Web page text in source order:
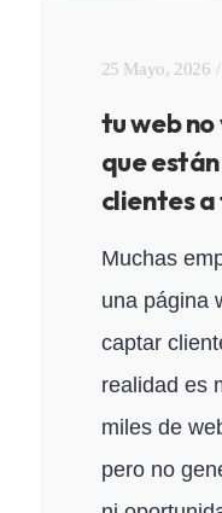
25 Mayo, 2026
tu web
que
clientes
Muchas
una página
captar
realidad es
miles de
pero no